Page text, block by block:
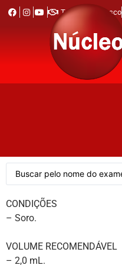
Trabalhe Conosco
CONDIÇÕES
– Soro.
VOLUME RECOMENDÁVEL
– 2,0 mL.